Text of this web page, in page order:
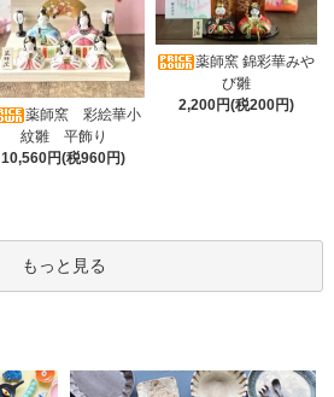
薬師窯 彩絵華小
紋雛 平飾り
10,560円(税960円)
薬師窯 錦彩華みや
び雛
2,200円(税200円)
もっと見る